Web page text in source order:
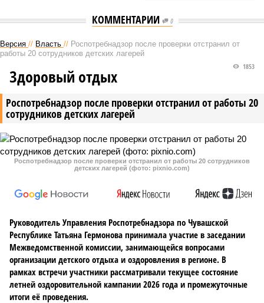
КОММЕНТАРИИ 0
Версия // Власть // Роспотребнадзор после проверки отстранил от
работы 20 сотрудников детских лагерей
Роспотребнадзор после проверки отстранил от работы 20
сотрудников детских лагерей
1853
Здоровый отдых
Роспотребнадзор после проверки отстранил от работы 20 сотрудников
детских лагерей (фото: pixnio.com)
Руководитель Управления Роспотребнадзора по Чувашской
Республике Татьяна Гермонова принимала участие в заседании
Межведомственной комиссии, занимающейся вопросами
организации детского отдыха и оздоровления в регионе. В
рамках встречи участники рассматривали текущее состояние
летней оздоровительной кампании 2026 года и промежуточные
итоги её проведения.